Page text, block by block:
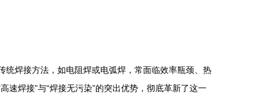
焊接方法，如电阻焊或电弧焊，常面临效率瓶颈、热
焊接”与“焊接无污染”的突出优势，彻底革新了这一